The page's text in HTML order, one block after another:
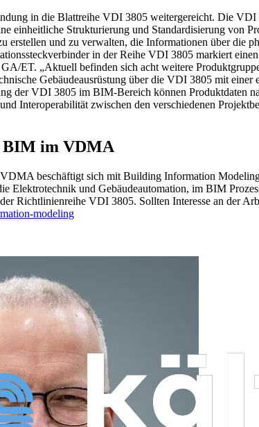
in die Blattreihe VDI 3805 weitergereicht. Die VDI
einheitliche Strukturierung und Standardisierung von
erstellen und zu verwalten, die Informationen über die
in der Reihe VDI 3805 markiert
ET. „Aktuell befinden sich acht weitere
Gebäudeausrüstung über die VDI 3805 mit
der VDI 3805 im BIM-Bereich können Produktdaten
Interoperabilität zwischen den verschiedenen
BIM im VDMA
beschäftigt sich mit Building Information
Elektrotechnik und Gebäudeautomation, im BIM
Richtlinienreihe VDI 3805. Sollten Interesse an der
modeling